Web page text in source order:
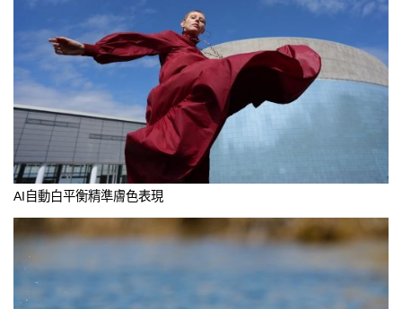
AI自動白平衡精準膚色表現